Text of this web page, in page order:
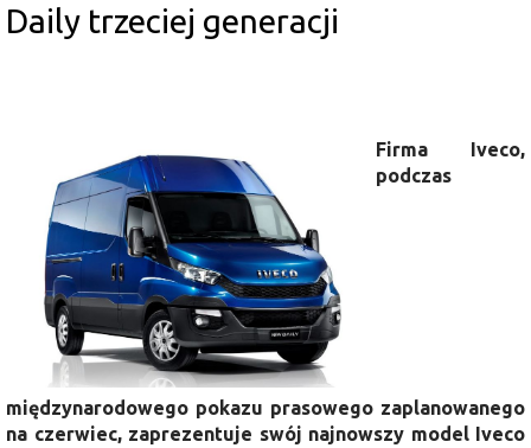
Daily trzeciej generacji
Firma Iveco,
podczas
międzynarodowego pokazu prasowego zaplanowanego
na czerwiec, zaprezentuje swój najnowszy model Iveco